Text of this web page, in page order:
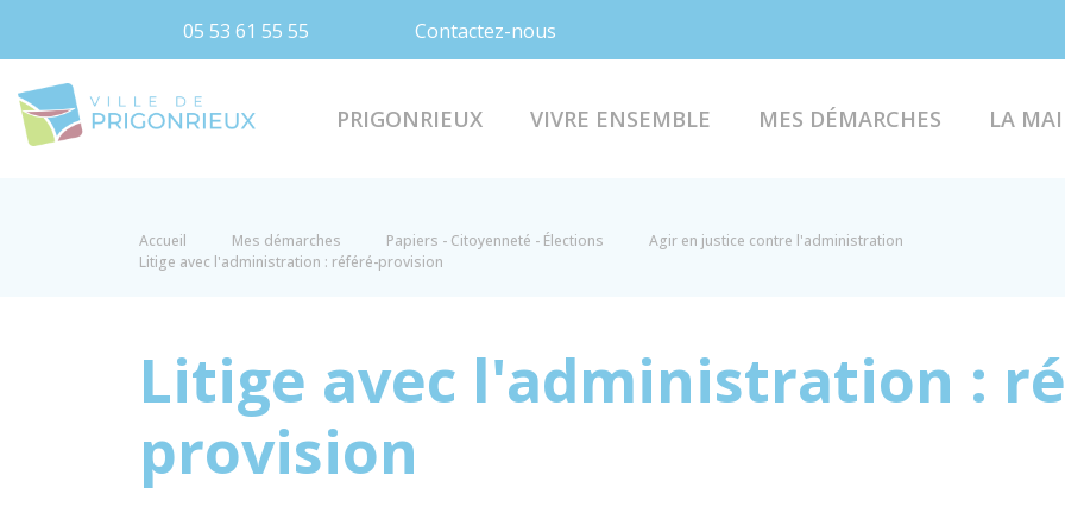
05 53 61 55 55 Contactez-nous
PRIGONRIEUX VIVRE ENSEMBLE MES DÉMARCHES LA
Accueil Mes démarches Papiers - Citoyenneté - Élections
Agir en justice contre l'administration
Litige avec l'administration : référé-provision
Litige avec l'administration :
provision